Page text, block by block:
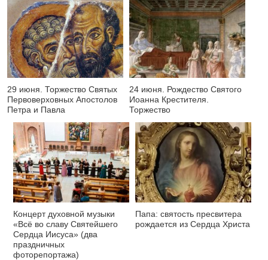
29 июня. Торжество Святых
Первоверховных Апостолов
Петра и Павла
24 июня. Рождество Святого
Иоанна Крестителя.
Торжество
Концерт духовной музыки
«Всё во славу Святейшего
Сердца Иисуса» (два
праздничных
фоторепортажа)
Папа: святость пресвитера
рождается из Сердца Христа